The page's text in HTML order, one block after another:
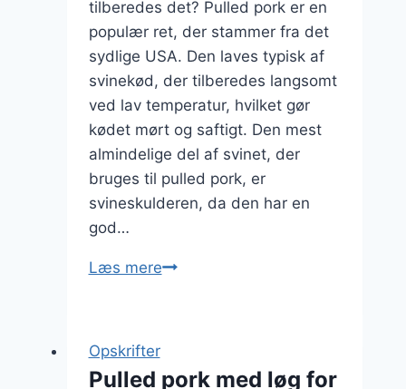
tilberedes det? Pulled pork er en
populær ret, der stammer fra det
sydlige USA. Den laves typisk af
svinekød, der tilberedes langsomt
ved lav temperatur, hvilket gør
kødet mørt og saftigt. Den mest
almindelige del af svinet, der
bruges til pulled pork, er
svineskulderen, da den har en
god…
Læs merePulled
Opskrifter
Pulled pork med løg for